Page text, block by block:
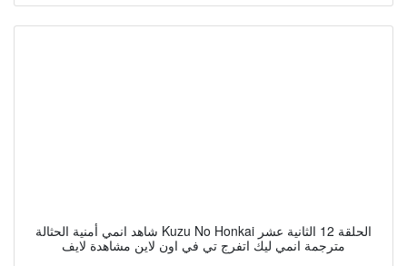
شاهد انمي أمنية الحثالة Kuzu No Honkai الحلقة 12 الثانية عشر
مترجمة انمي ليك اتفرج تي في اون لاين مشاهدة لايف